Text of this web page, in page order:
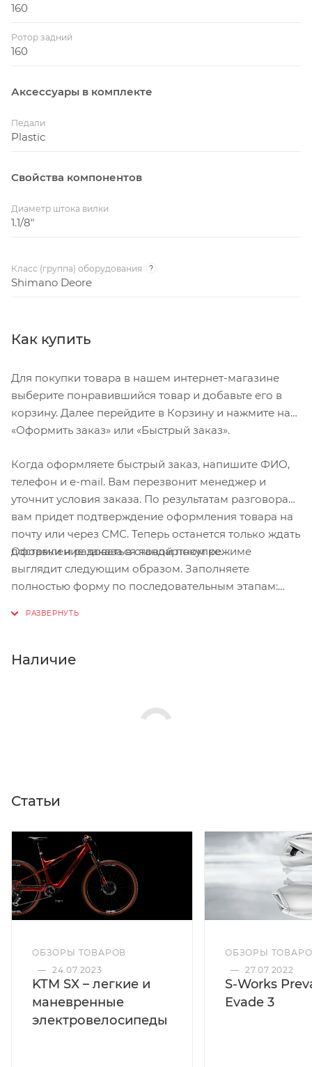
160
Ротор задний
160
Аксессуары в комплекте
Педали
Plastic
Свойства компонентов
Диаметр штока вилки
1.1/8"
Класс (группа) оборудования ?
Shimano Deore
Как купить
Для покупки товара в нашем интернет-магазине
выберите понравившийся товар и добавьте его в
корзину. Далее перейдите в Корзину и нажмите на
«Оформить заказ» или «Быстрый заказ».
Когда оформляете быстрый заказ, напишите ФИО,
телефон и e-mail. Вам перезвонит менеджер и
уточнит условия заказа. По результатам разговора
вам придет подтверждение оформления товара на
почту или через СМС. Теперь останется только ждать
доставки и радоваться новой покупке.
Оформление заказа в стандартном режиме
выглядит следующим образом. Заполняете
полностью форму по последовательным этапам:
Нажмите кнопку «Оформить заказ».
Наличие
Статьи
ОБЗОРЫ ТОВАРОВ
— 24.07.2023
KTM SX – легкие и
маневренные
электровелосипеды
ОБЗОРЫ
— 27.07.2022
S-Works
Evade 3